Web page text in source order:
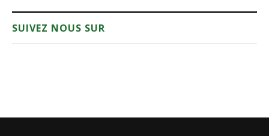
SUIVEZ NOUS SUR